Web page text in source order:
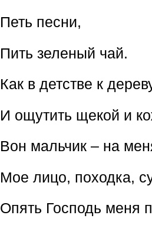
Петь песни,
Пить зеленый чай.
Как в детстве к
И ощутить щекой и
Вон мальчик – на
Мое лицо, походка,
Опять Господь меня